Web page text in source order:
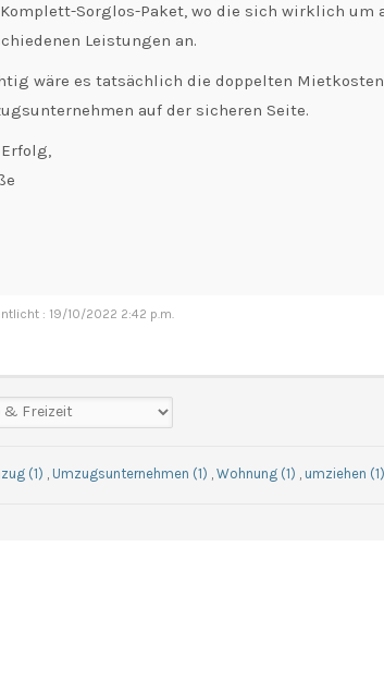
Sorglos-Paket, wo die sich wirklich
Leistungen an.
wäre es tatsächlich die doppelten
auf der sicheren Seite.
: 19/10/2022 2:42 p.m.
(1) , Umzugsunternehmen (1) , Wohnung (1) , umziehen (1)